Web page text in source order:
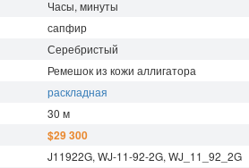
Часы, минуты
сапфир
Серебристый
Ремешок из кожи аллигатора
раскладная
30 м
$29 300
J11922G, WJ-11-92-2G, WJ_11_92_2G